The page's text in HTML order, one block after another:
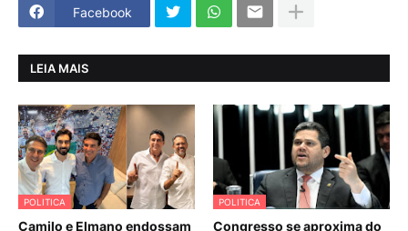
Facebook
LEIA MAIS
POLITICA
Camilo e Elmano endossam
POLITICA
Congresso se aproxima do